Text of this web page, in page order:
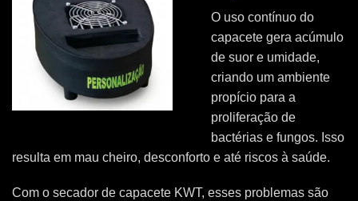
O uso contínuo do
capacete gera acúmulo
de suor e umidade,
criando um ambiente
propício para a
proliferação de
bactérias e fungos. Isso
resulta em mau cheiro, desconforto e até riscos à saúde.
Com o secador de capacete KWT, esses problemas são